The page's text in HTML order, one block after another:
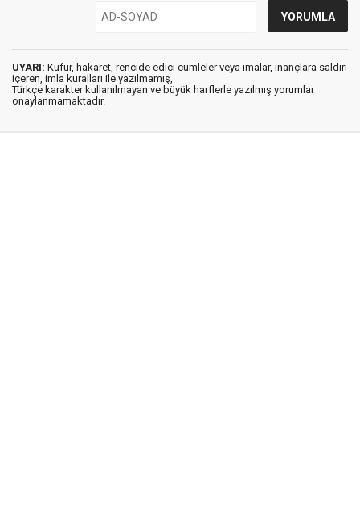
UYARI: Küfür, hakaret, rencide edici cümleler veya imalar, inançlara saldırı
içeren, imla kuralları ile yazılmamış,
Türkçe karakter kullanılmayan ve büyük harflerle yazılmış yorumlar
onaylanmamaktadır.